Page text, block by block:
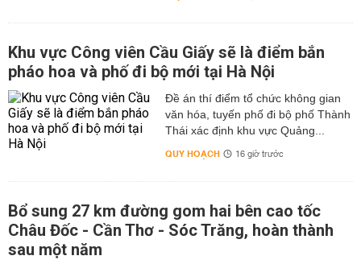
Khu vực Công viên Cầu Giấy sẽ là điểm bắn
pháo hoa và phố đi bộ mới tại Hà Nội
Đề án thí điểm tổ chức không gian
văn hóa, tuyến phố đi bộ phố Thành
Thái xác định khu vực Quảng...
QUY HOẠCH 16 giờ trước
Bổ sung 27 km đường gom hai bên cao tốc
Châu Đốc - Cần Thơ - Sóc Trăng, hoàn thành
sau một năm